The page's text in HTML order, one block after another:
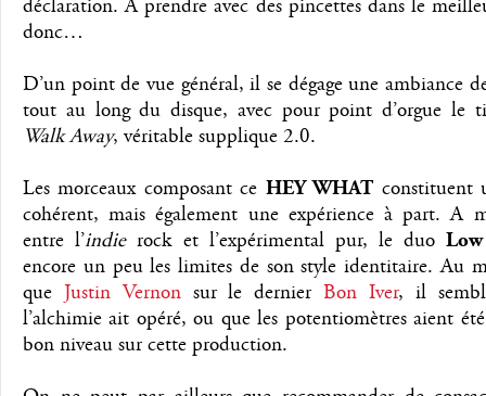
déclaration. A prendre avec des pincettes dans le
donc…
D’un point de vue général, il se dégage une ambiance
tout au long du disque, avec pour point d’orgue le
Walk Away, véritable supplique 2.0.
Les morceaux composant ce HEY WHATconstituent
cohérent, mais également une expérience à part. A
entre l’indierock et l’expérimental pur, le duoLow
encore un peu les limites de son style identitaire. Au
que Justin Vernonsur le dernierBon Iver, il
l’alchimie ait opéré, ou que les potentiomètres aient
bon niveau sur cette production.